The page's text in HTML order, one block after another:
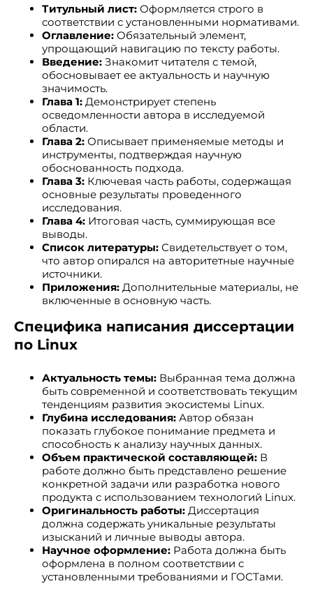
Титульный лист: Оформляется строго в
соответствии с установленными нормативами.
Оглавление: Обязательный элемент,
упрощающий навигацию по тексту работы.
Введение: Знакомит читателя с темой,
обосновывает ее актуальность и научную
значимость.
Глава 1: Демонстрирует степень
осведомленности автора в исследуемой
области.
Глава 2: Описывает применяемые методы и
инструменты, подтверждая научную
обоснованность подхода.
Глава 3: Ключевая часть работы, содержащая
основные результаты проведенного
исследования.
Глава 4: Итоговая часть, суммирующая все
выводы.
Список литературы: Свидетельствует о том,
что автор опирался на авторитетные научные
источники.
Приложения: Дополнительные материалы, не
включенные в основную часть.
Специфика написания диссертации
по Linux
Актуальность темы: Выбранная тема должна
быть современной и соответствовать текущим
тенденциям развития экосистемы Linux.
Глубина исследования: Автор обязан
показать глубокое понимание предмета и
способность к анализу научных данных.
Объем практической составляющей: В
работе должно быть представлено решение
конкретной задачи или разработка нового
продукта с использованием технологий Linux.
Оригинальность работы: Диссертация
должна содержать уникальные результаты
изысканий и личные выводы автора.
Научное оформление: Работа должна быть
оформлена в полном соответствии с
установленными требованиями и ГОСТами.